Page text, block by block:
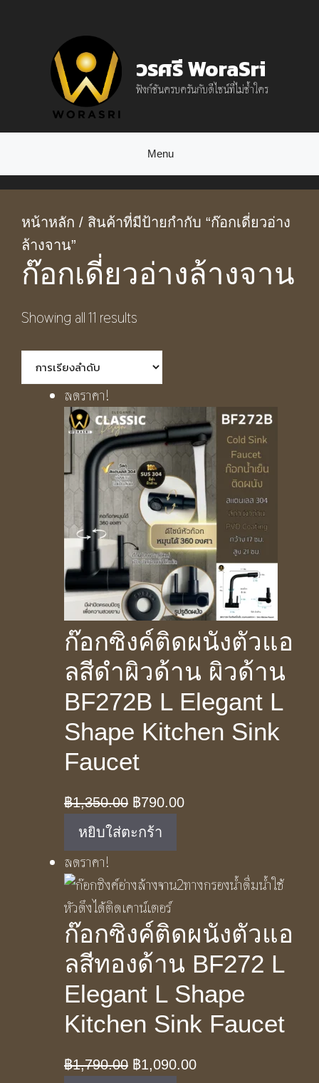
วรศรี WoraSri
ฟังก์ชันครบครันกับดีไซน์ที่ไม่ซ้ำใคร
Menu
หน้าหลัก / สินค้าที่มีป้ายกำกับ “ก๊อกเดี่ยวอ่าง
ล้างจาน”
ก๊อกเดี่ยวอ่างล้างจาน
Showing all 11 results
ลดราคา!
ก๊อกซิงค์ติดผนังตัวแอ
ลสีดำผิวด้าน ผิวด้าน
BF272B L Elegant L
Shape Kitchen Sink
Faucet
฿1,350.00 Original
price
was:
฿790.00Current
หยิบใส่ตะกร้า
ลดราคา!
ก๊อกซิงค์ติดผนังตัวแอ
ลสีทองด้าน BF272 L
Elegant L Shape
Kitchen Sink Faucet
฿1,790.00 Original
฿1,090.00Current